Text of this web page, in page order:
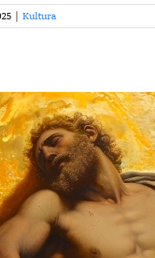
| Kultura